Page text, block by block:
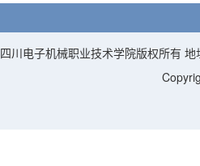
四川电子机械职业技术学院版权所有